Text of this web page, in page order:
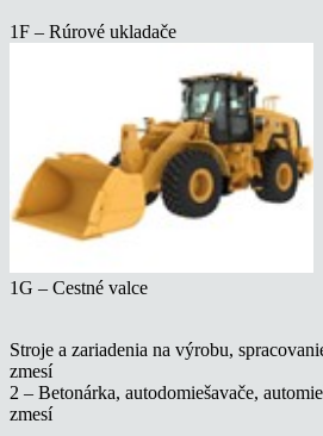
1F – Rúrové ukladače
1G – Cestné valce
Stroje a zariadenia na výrobu,
zmesí
2 – Betonárka, autodomiešavače,
zmesí